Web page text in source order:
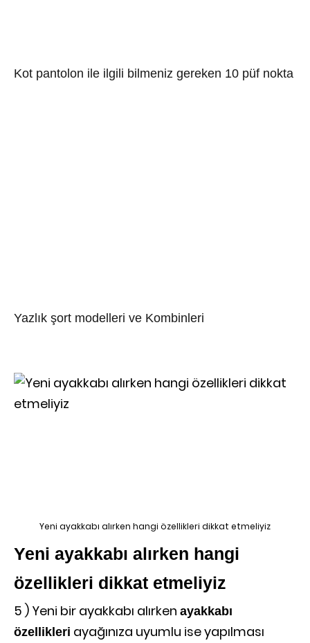
Kot pantolon ile ilgili bilmeniz gereken 10 püf nokta
Yazlık şort modelleri ve Kombinleri
Yeni ayakkabı alırken hangi özellikleri dikkat etmeliyiz
Yeni ayakkabı alırken hangi
özellikleri dikkat etmeliyiz
5 ) Yeni bir ayakkabı alırken ayakkabı
özellikleri ayağınıza uyumlu ise yapılması